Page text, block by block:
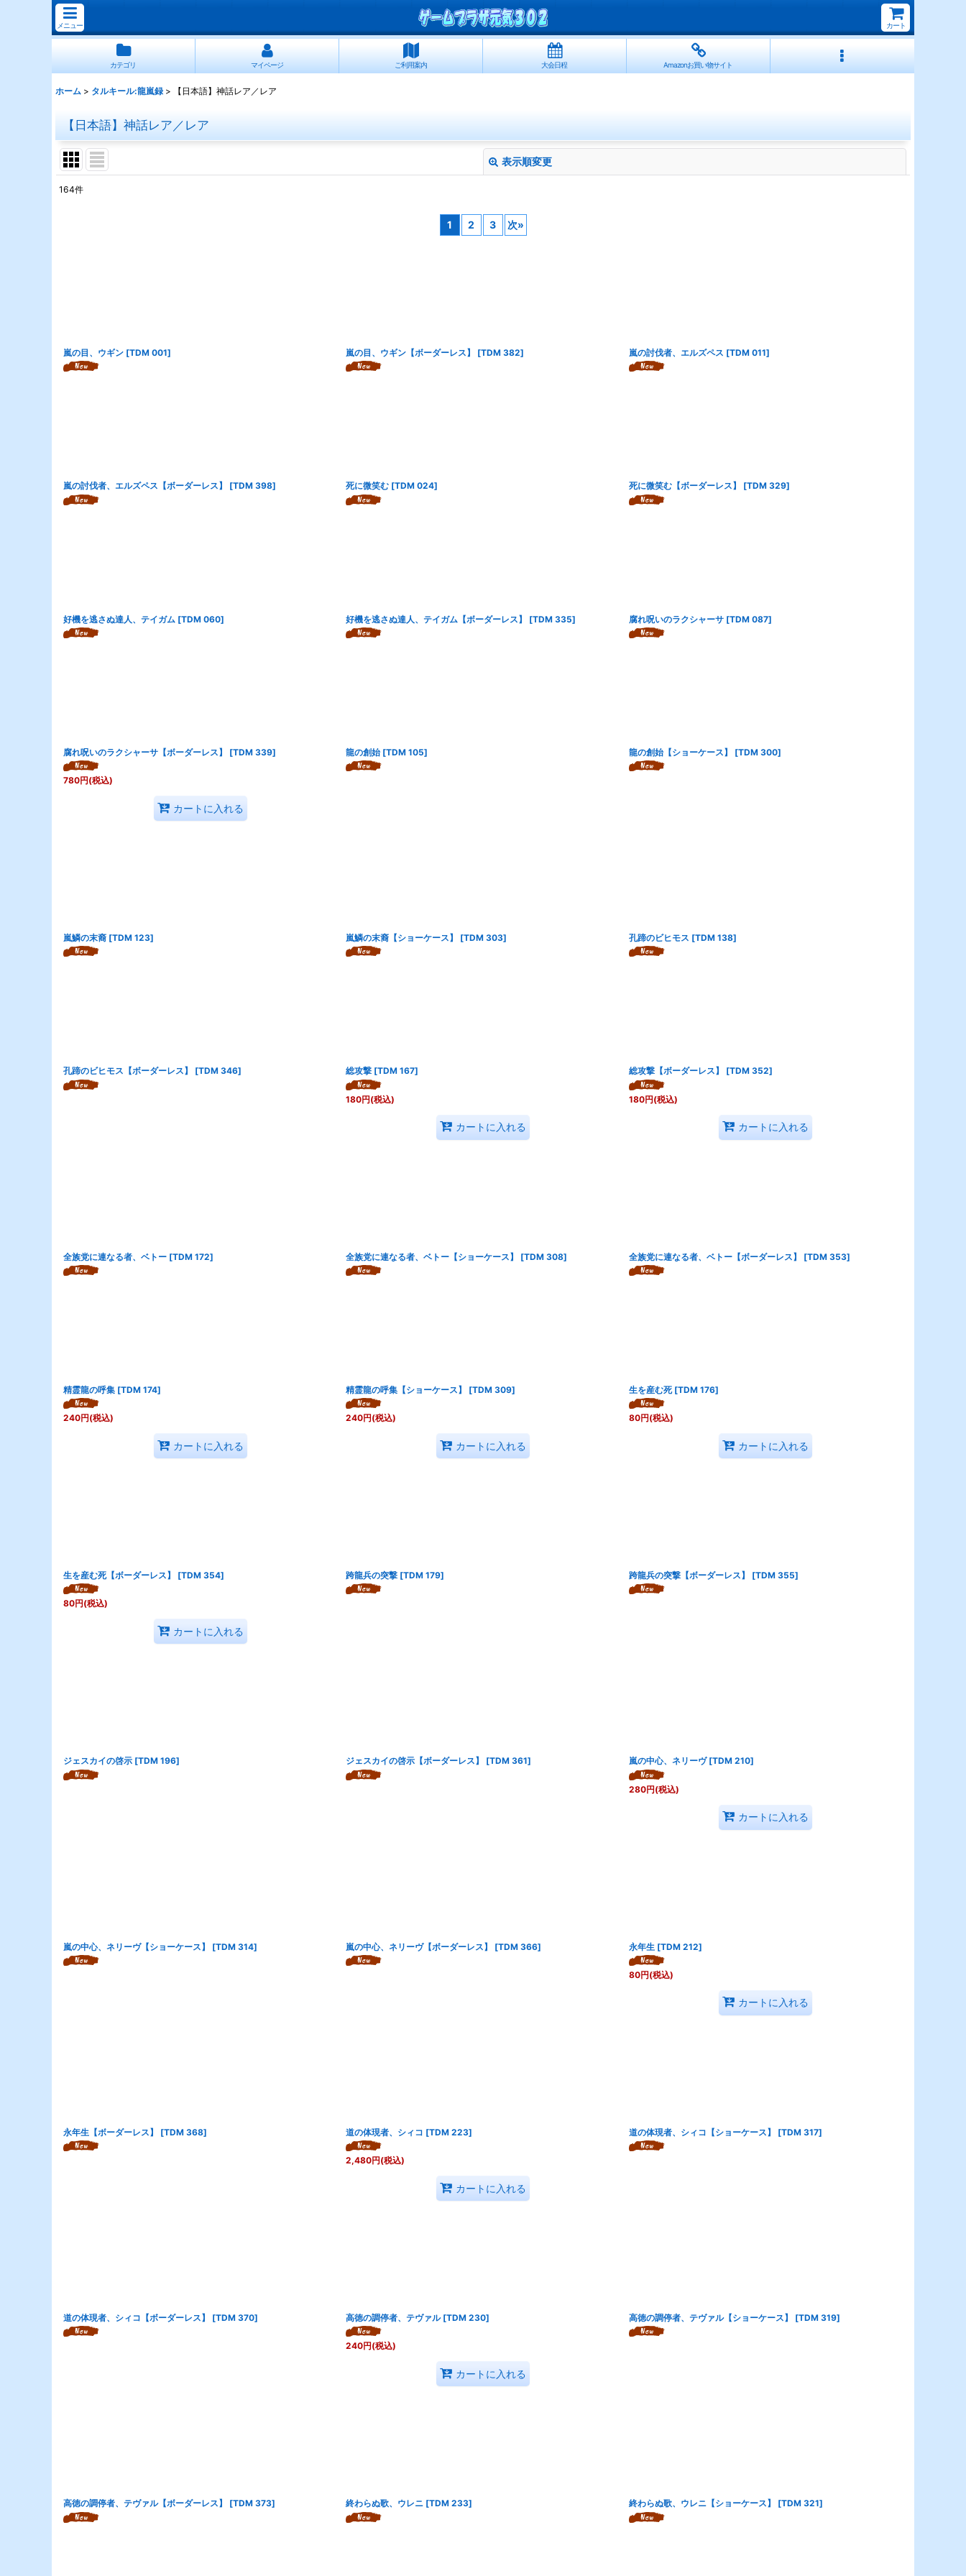
メニュー カート
カテゴリ マイページ ご利用案内 大会日程 Amazonお買い物サイト
ホーム > タルキール:龍嵐録 > 【日本語】神話レア／レア
【日本語】神話レア／レア
表示順変更
164件
1 2 3 次»
嵐の目、ウギン [TDM 001] 嵐の目、ウギン【ボーダーレス】 [TDM 382] 嵐の討伐者、エルズペス [TDM 011]
嵐の討伐者、エルズペス【ボーダーレス】 [TDM 398] 死に微笑む [TDM 024] 死に微笑む【ボーダーレス】 [TDM 329]
好機を逃さぬ達人、テイガム [TDM 060] 好機を逃さぬ達人、テイガム【ボーダーレス】 [TDM 335] 腐れ呪いのラクシャーサ [TDM 087]
腐れ呪いのラクシャーサ【ボーダーレス】 [TDM 339]
780円(税込)
カートに入れる
龍の創始 [TDM 105] 龍の創始【ショーケース】 [TDM 300]
嵐鱗の末裔 [TDM 123] 嵐鱗の末裔【ショーケース】 [TDM 303] 孔蹄のビヒモス [TDM 138]
孔蹄のビヒモス【ボーダーレス】 [TDM 346] 総攻撃 [TDM 167]
180円(税込)
カートに入れる
総攻撃【ボーダーレス】 [TDM 352]
180円(税込)
カートに入れる
全族党に連なる者、ベトー [TDM 172] 全族党に連なる者、ベトー【ショーケース】 [TDM 308] 全族党に連なる者、ベトー【ボーダーレス】 [TDM 353]
精霊龍の呼集 [TDM 174]
240円(税込)
カートに入れる
精霊龍の呼集【ショーケース】 [TDM 309]
240円(税込)
カートに入れる
生を産む死 [TDM 176]
80円(税込)
カートに入れる
生を産む死【ボーダーレス】 [TDM 354]
80円(税込)
カートに入れる
跨龍兵の突撃 [TDM 179] 跨龍兵の突撃【ボーダーレス】 [TDM 355]
ジェスカイの啓示 [TDM 196] ジェスカイの啓示【ボーダーレス】 [TDM 361] 嵐の中心、ネリーヴ [TDM 210]
280円(税込)
カートに入れる
嵐の中心、ネリーヴ【ショーケース】 [TDM 314] 嵐の中心、ネリーヴ【ボーダーレス】 [TDM 366] 永年生 [TDM 212]
80円(税込)
カートに入れる
永年生【ボーダーレス】 [TDM 368] 道の体現者、シィコ [TDM 223]
2,480円(税込)
カートに入れる
道の体現者、シィコ【ショーケース】 [TDM 317]
道の体現者、シィコ【ボーダーレス】 [TDM 370] 高徳の調停者、テヴァル [TDM 230]
240円(税込)
カートに入れる
高徳の調停者、テヴァル【ショーケース】 [TDM 319]
高徳の調停者、テヴァル【ボーダーレス】 [TDM 373] 終わらぬ歌、ウレニ [TDM 233] 終わらぬ歌、ウレニ【ショーケース】 [TDM 321]